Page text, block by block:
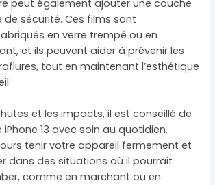
peut également ajouter une couche
sécurité. Ces films sont
en verre trempé ou en
et ils peuvent aider à prévenir les
tout en maintenant l’esthétique
et les impacts, il est conseillé de
13 avec soin au quotidien.
tenir votre appareil fermement et
dans des situations où il pourrait
comme en marchant ou en